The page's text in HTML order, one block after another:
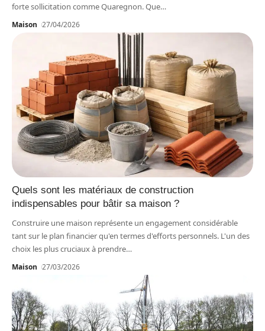
forte sollicitation comme Quaregnon. Que…
Maison 27/04/2026
Quels sont les matériaux de construction
indispensables pour bâtir sa maison ?
Construire une maison représente un engagement considérable
tant sur le plan financier qu'en termes d'efforts personnels. L'un des
choix les plus cruciaux à prendre…
Maison 27/03/2026